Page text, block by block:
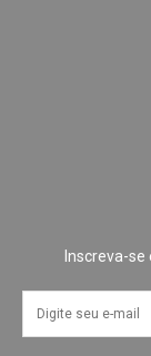
Inscreva-